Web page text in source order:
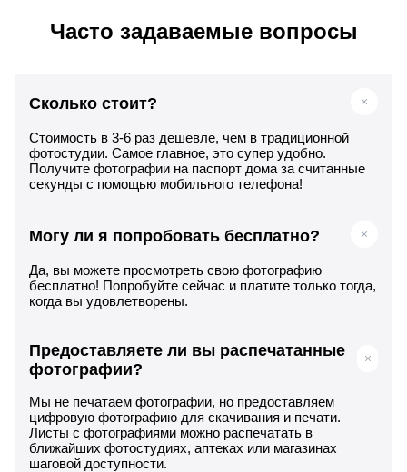
Часто задаваемые вопросы
Сколько стоит?
Стоимость в 3-6 раз дешевле, чем в традиционной
фотостудии. Самое главное, это супер удобно.
Получите фотографии на паспорт дома за считанные
секунды с помощью мобильного телефона!
Могу ли я попробовать бесплатно?
Да, вы можете просмотреть свою фотографию
бесплатно! Попробуйте сейчас и платите только тогда,
когда вы удовлетворены.
Предоставляете ли вы распечатанные
фотографии?
Мы не печатаем фотографии, но предоставляем
цифровую фотографию для скачивания и печати.
Листы с фотографиями можно распечатать в
ближайших фотостудиях, аптеках или магазинах
шаговой доступности.